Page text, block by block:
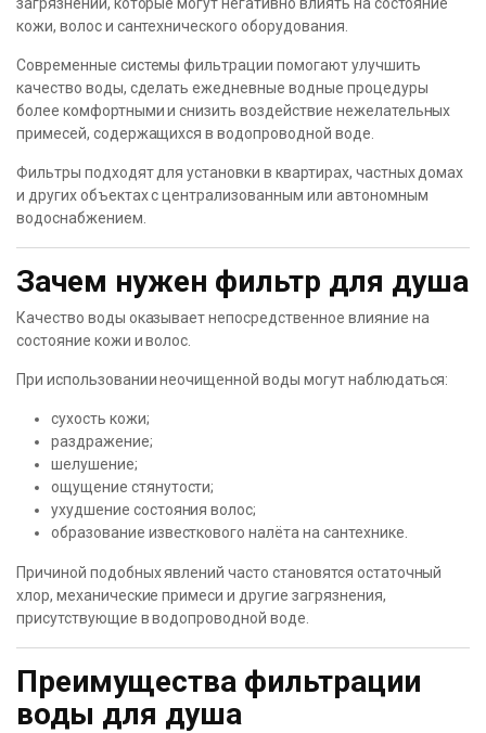
кожи, волос и сантехнического оборудования.
Современные системы фильтрации помогают улучшить
качество воды, сделать ежедневные водные процедуры
более комфортными и снизить воздействие нежелательных
примесей, содержащихся в водопроводной воде.
Фильтры подходят для установки в квартирах, частных домах
и других объектах с централизованным или автономным
водоснабжением.
Зачем нужен фильтр для душа
Качество воды оказывает непосредственное влияние на
состояние кожи и волос.
При использовании неочищенной воды могут наблюдаться:
сухость кожи;
раздражение;
шелушение;
ощущение стянутости;
ухудшение состояния волос;
образование известкового налёта на сантехнике.
Причиной подобных явлений часто становятся остаточный
хлор, механические примеси и другие загрязнения,
присутствующие в водопроводной воде.
Преимущества фильтрации
воды для душа